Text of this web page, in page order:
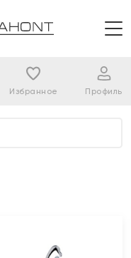
Избранное Профиль